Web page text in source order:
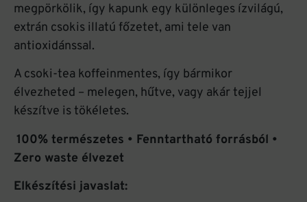
megpörkölik, így kapunk egy különleges ízvilágú,
extrán csokis illatú főzetet, ami tele van
antioxidánssal.
A csoki-tea koffeinmentes, így bármikor
élvezheted – melegen, hűtve, vagy akár tejjel
készítve is tökéletes.
100% természetes • Fenntartható forrásból •
Zero waste élvezet
Elkészítési javaslat: